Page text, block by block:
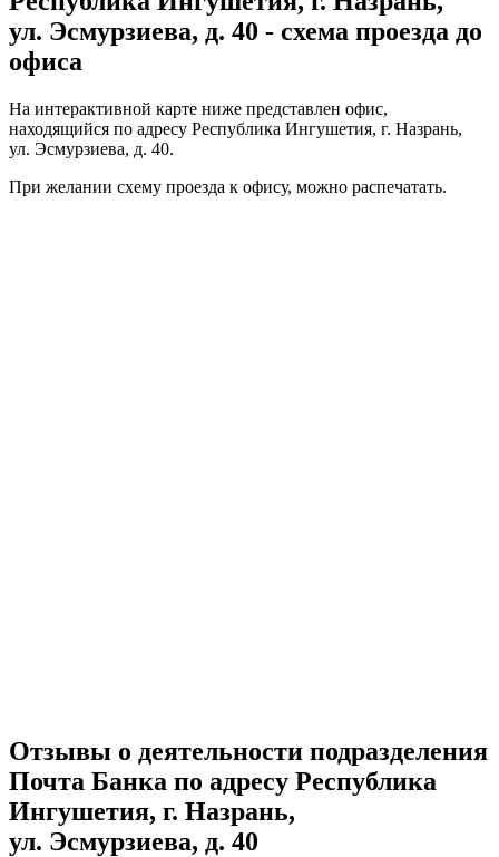
ул. Эсмурзиева, д. 40 - схема проезда до
офиса
На интерактивной карте ниже представлен офис,
находящийся по адресу Республика Ингушетия, г. Назрань,
ул. Эсмурзиева, д. 40.
При желании схему проезда к офису, можно распечатать.
Отзывы о деятельности подразделения
Почта Банка по адресу Республика
Ингушетия, г. Назрань,
ул. Эсмурзиева, д. 40